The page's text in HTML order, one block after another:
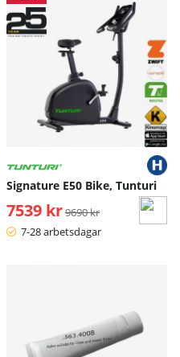
Signature E50 Bike, Tunturi
7539 kr Ordinarie pris:
9690 kr
7-28 arbetsdagar